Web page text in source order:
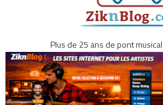
Plus de 25 ans de pont